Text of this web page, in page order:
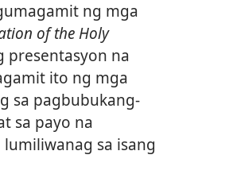
ng mga
of the Holy
presentasyon na
ito ng mga
sa pagbubukang-
sa payo na
sa isang